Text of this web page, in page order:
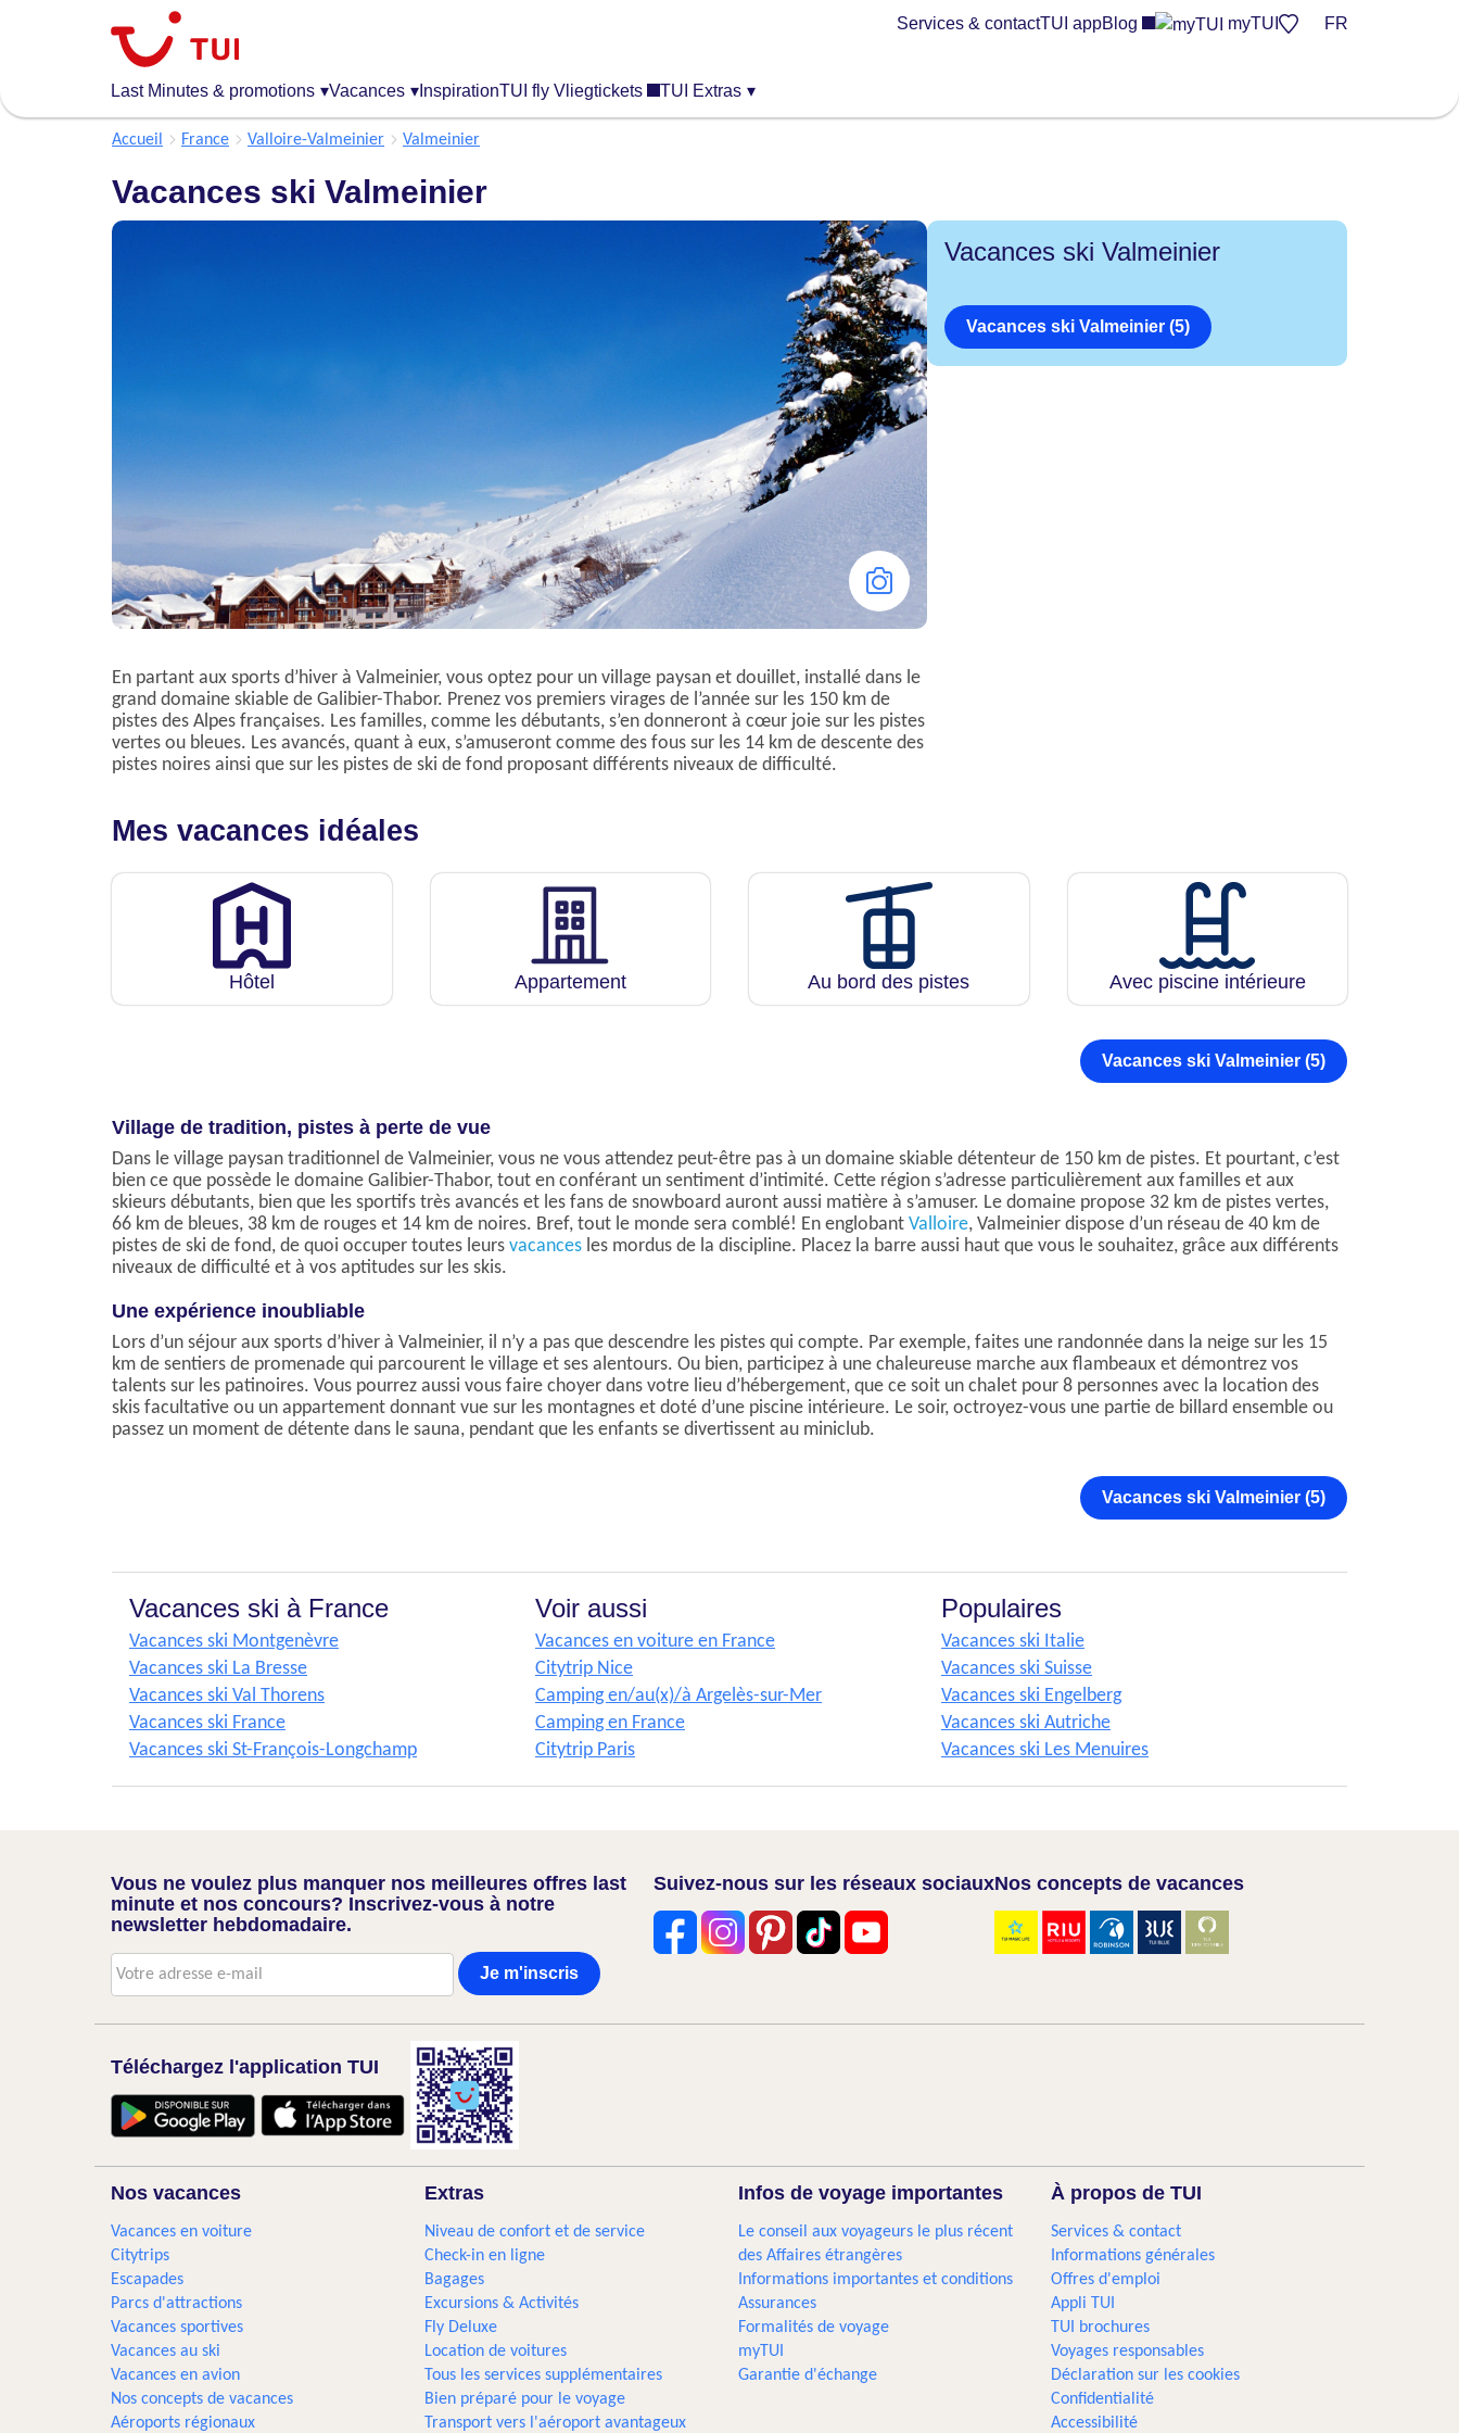
Last Minutes & promotions ▾Vacances ▾ InspirationTUI fly Vliegtickets TUI Extras ▾
Services & contactTUI appBlog myTUI FR
Accueil France Valloire-Valmeinier Valmeinier
Vacances ski Valmeinier
En partant aux sports d’hiver à Valmeinier, vous optez pour un village paysan et douillet, installé dans le
grand domaine skiable de Galibier-Thabor. Prenez vos premiers virages de l’année sur les 150 km de
pistes des Alpes françaises. Les familles, comme les débutants, s’en donneront à cœur joie sur les pistes
vertes ou bleues. Les avancés, quant à eux, s’amuseront comme des fous sur les 14 km de descente des
pistes noires ainsi que sur les pistes de ski de fond proposant différents niveaux de difficulté.
Vacances ski Valmeinier
Vacances ski Valmeinier (5)
Mes vacances idéales
Hôtel Appartement Au bord des pistes Avec piscine intérieure
Vacances ski Valmeinier (5)
Village de tradition, pistes à perte de vue
Dans le village paysan traditionnel de Valmeinier, vous ne vous attendez peut-être pas à un domaine skiable détenteur de 150 km de pistes. Et pourtant, c’est
bien ce que possède le domaine Galibier-Thabor, tout en conférant un sentiment d’intimité. Cette région s’adresse particulièrement aux familles et aux
skieurs débutants, bien que les sportifs très avancés et les fans de snowboard auront aussi matière à s’amuser. Le domaine propose 32 km de pistes vertes,
66 km de bleues, 38 km de rouges et 14 km de noires. Bref, tout le monde sera comblé! En englobant Valloire, Valmeinier dispose d’un réseau de 40 km de
pistes de ski de fond, de quoi occuper toutes leurs vacances les mordus de la discipline. Placez la barre aussi haut que vous le souhaitez, grâce aux différents
niveaux de difficulté et à vos aptitudes sur les skis.
Une expérience inoubliable
Lors d’un séjour aux sports d’hiver à Valmeinier, il n’y a pas que descendre les pistes qui compte. Par exemple, faites une randonnée dans la neige sur les 15
km de sentiers de promenade qui parcourent le village et ses alentours. Ou bien, participez à une chaleureuse marche aux flambeaux et démontrez vos
talents sur les patinoires. Vous pourrez aussi vous faire choyer dans votre lieu d’hébergement, que ce soit un chalet pour 8 personnes avec la location des
skis facultative ou un appartement donnant vue sur les montagnes et doté d’une piscine intérieure. Le soir, octroyez-vous une partie de billard ensemble ou
passez un moment de détente dans le sauna, pendant que les enfants se divertissent au miniclub.
Vacances ski Valmeinier (5)
Vacances ski à France
Vacances ski Montgenèvre
Vacances ski La Bresse
Vacances ski Val Thorens
Vacances ski France
Vacances ski St-François-Longchamp
Voir aussi
Vacances en voiture en France
Citytrip Nice
Camping en/au(x)/à Argelès-sur-Mer
Camping en France
Citytrip Paris
Populaires
Vacances ski Italie
Vacances ski Suisse
Vacances ski Engelberg
Vacances ski Autriche
Vacances ski Les Menuires
Vous ne voulez plus manquer nos meilleures offres last
minute et nos concours? Inscrivez-vous à notre
newsletter hebdomadaire.
Je m'inscris
Suivez-nous sur les réseaux sociauxNos concepts de vacances
Téléchargez l'application TUI
Nos vacances
Vacances en voiture
Citytrips
Escapades
Parcs d'attractions
Vacances sportives
Vacances au ski
Vacances en avion
Nos concepts de vacances
Aéroports régionaux
Extras
Niveau de confort et de service
Check-in en ligne
Bagages
Excursions & Activités
Fly Deluxe
Location de voitures
Tous les services supplémentaires
Bien préparé pour le voyage
Transport vers l'aéroport avantageux
Infos de voyage importantes
Le conseil aux voyageurs le plus récent
des Affaires étrangères
Informations importantes et conditions
Assurances
Formalités de voyage
myTUI
Garantie d'échange
À propos de TUI
Services & contact
Informations générales
Offres d'emploi
Appli TUI
TUI brochures
Voyages responsables
Déclaration sur les cookies
Confidentialité
Accessibilité